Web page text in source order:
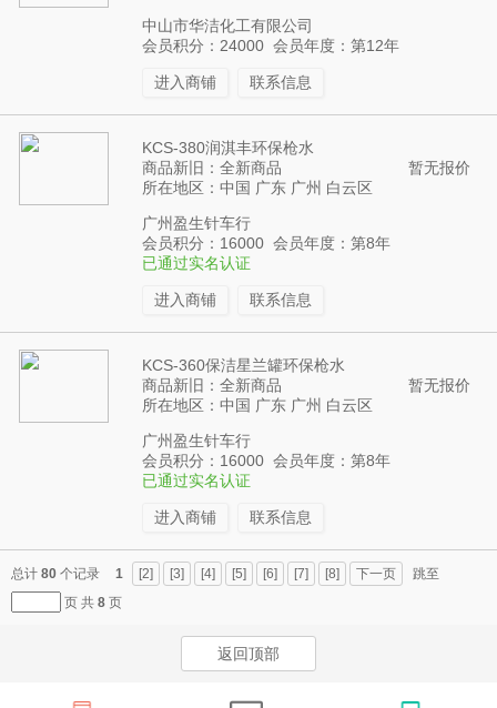
中山市华洁化工有限公司
会员积分：24000 会员年度：第12年
进入商铺 联系信息
KCS-380润淇丰环保枪水
商品新旧：全新商品
所在地区：中国 广东 广州 白云区
暂无报价
广州盈生针车行
会员积分：16000 会员年度：第8年
已通过实名认证
进入商铺 联系信息
KCS-360保洁星兰罐环保枪水
商品新旧：全新商品
所在地区：中国 广东 广州 白云区
暂无报价
广州盈生针车行
会员积分：16000 会员年度：第8年
已通过实名认证
进入商铺 联系信息
总计 80 个记录 1 [2] [3] [4] [5] [6] [7] [8] 下一页
跳至
页 共 8 页
返回顶部